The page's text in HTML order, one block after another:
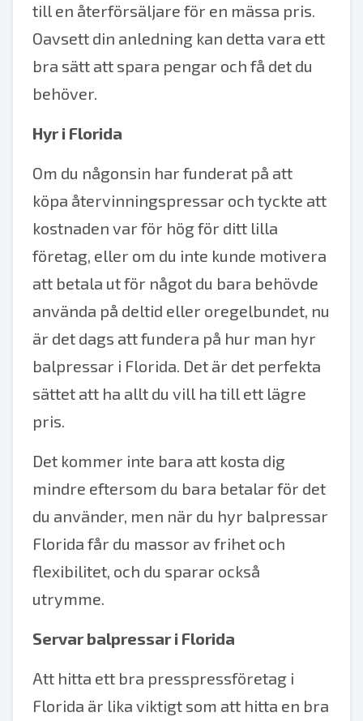
till en återförsäljare för en mässa pris.
Oavsett din anledning kan detta vara ett
bra sätt att spara pengar och få det du
behöver.
Hyr i Florida
Om du någonsin har funderat på att
köpa återvinningspressar och tyckte att
kostnaden var för hög för ditt lilla
företag, eller om du inte kunde motivera
att betala ut för något du bara behövde
använda på deltid eller oregelbundet, nu
är det dags att fundera på hur man hyr
balpressar i Florida. Det är det perfekta
sättet att ha allt du vill ha till ett lägre
pris.
Det kommer inte bara att kosta dig
mindre eftersom du bara betalar för det
du använder, men när du hyr balpressar
Florida får du massor av frihet och
flexibilitet, och du sparar också
utrymme.
Servar balpressar i Florida
Att hitta ett bra presspressföretag i
Florida är lika viktigt som att hitta en bra